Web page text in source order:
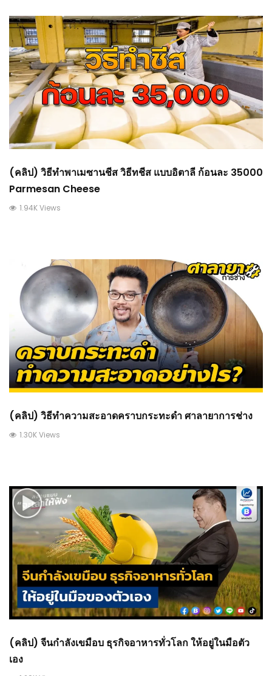
(คลิป) วิธีทำพาเมซานชีส วิธีทชีส แบบอิตาลี ก้อนละ 35000
Parmesan Cheese
1.94K Views
(คลิป) วิธีทำความสะอาดคราบกระทะดำ ศาลายาการช่าง
1.30K Views
(คลิป) จีนกำลังเขมือบ ธุรกิจอาหารทั่วโลก ให้อยู่ในมือตัว
เอง